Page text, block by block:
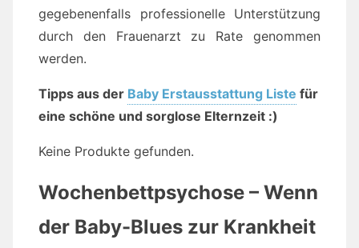
gegebenenfalls professionelle Unterstützung
durch den Frauenarzt zu Rate genommen
werden.
Tipps aus der Baby Erstausstattung Liste für
eine schöne und sorglose Elternzeit :)
Keine Produkte gefunden.
Wochenbettpsychose – Wenn
der Baby-Blues zur Krankheit